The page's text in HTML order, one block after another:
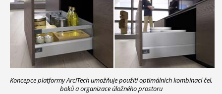
Koncepce platformy ArciTech umožňuje použití optimálních kombinací čel,
boků a organizace úložného prostoru